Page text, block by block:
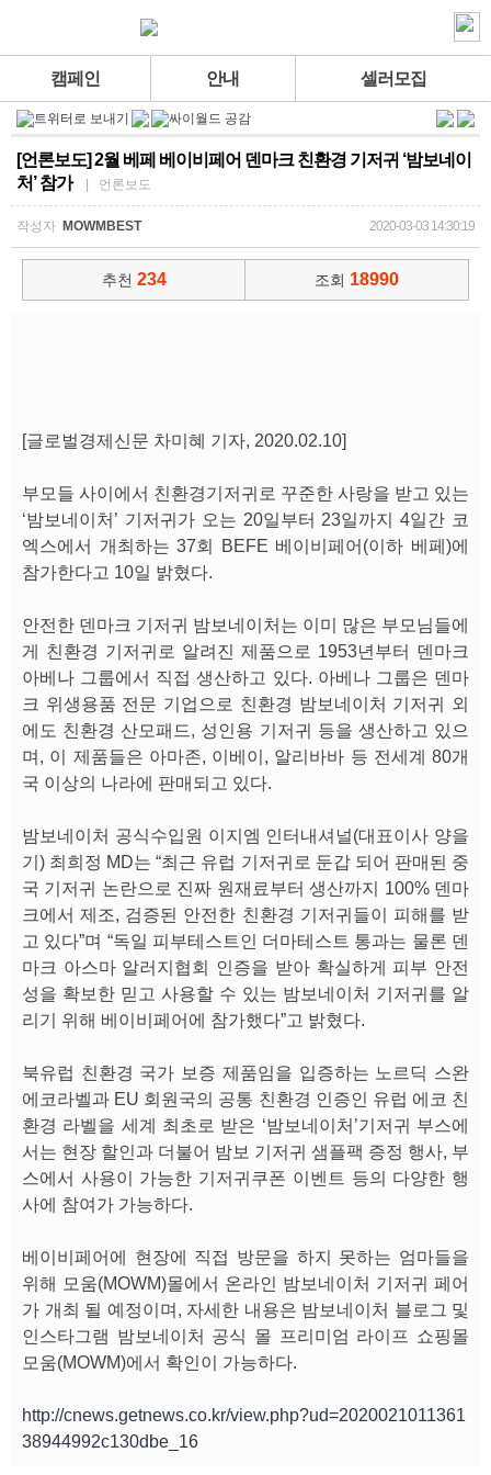
캠페인 안내 셀러모집
[언론보도] 2월 베페 베이비페어 덴마크 친환경 기저귀 ‘밤보네이
처’ 참가
| 언론보도
작성자 MOWMBEST 2020-03-03 14:30:19
추천 234 조회 18990
[글로벌경제신문 차미혜 기자, 2020.02.10]
부모들 사이에서 친환경기저귀로 꾸준한 사랑을 받고 있는
‘밤보네이처’ 기저귀가 오는 20일부터 23일까지 4일간 코
엑스에서 개최하는 37회 BEFE 베이비페어(이하 베페)에
참가한다고 10일 밝혔다.
안전한 덴마크 기저귀 밤보네이처는 이미 많은 부모님들에
게 친환경 기저귀로 알려진 제품으로 1953년부터 덴마크
아베나 그룹에서 직접 생산하고 있다. 아베나 그룹은 덴마
크 위생용품 전문 기업으로 친환경 밤보네이처 기저귀 외
에도 친환경 산모패드, 성인용 기저귀 등을 생산하고 있으
며, 이 제품들은 아마존, 이베이, 알리바바 등 전세계 80개
국 이상의 나라에 판매되고 있다.
밤보네이처 공식수입원 이지엠 인터내셔널(대표이사 양을
기) 최희정 MD는 “최근 유럽 기저귀로 둔갑 되어 판매된 중
국 기저귀 논란으로 진짜 원재료부터 생산까지 100% 덴마
크에서 제조, 검증된 안전한 친환경 기저귀들이 피해를 받
고 있다”며 “독일 피부테스트인 더마테스트 통과는 물론 덴
마크 아스마 알러지협회 인증을 받아 확실하게 피부 안전
성을 확보한 믿고 사용할 수 있는 밤보네이처 기저귀를 알
리기 위해 베이비페어에 참가했다”고 밝혔다.
북유럽 친환경 국가 보증 제품임을 입증하는 노르딕 스완
에코라벨과 EU 회원국의 공통 친환경 인증인 유럽 에코 친
환경 라벨을 세계 최초로 받은 ‘밤보네이처’기저귀 부스에
서는 현장 할인과 더불어 밤보 기저귀 샘플팩 증정 행사, 부
스에서 사용이 가능한 기저귀쿠폰 이벤트 등의 다양한 행
사에 참여가 가능하다.
베이비페어에 현장에 직접 방문을 하지 못하는 엄마들을
위해 모움(MOWM)몰에서 온라인 밤보네이처 기저귀 페어
가 개최 될 예정이며, 자세한 내용은 밤보네이처 블로그 및
인스타그램 밤보네이처 공식 몰 프리미엄 라이프 쇼핑몰
모움(MOWM)에서 확인이 가능하다.
http://cnews.getnews.co.kr/view.php?ud=2020021011361
38944992c130dbe_16